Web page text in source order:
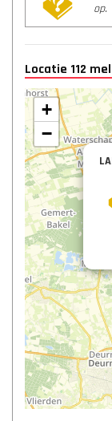
op.
Locatie 112
+
−